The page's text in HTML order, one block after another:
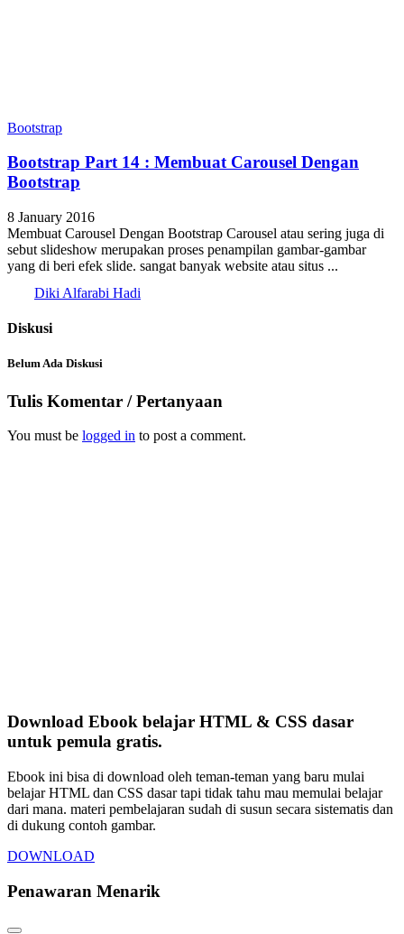
Bootstrap
Bootstrap Part 14 : Membuat Carousel Dengan
Bootstrap
8 January 2016
Membuat Carousel Dengan Bootstrap Carousel atau sering juga di
sebut slideshow merupakan proses penampilan gambar-gambar
yang di beri efek slide. sangat banyak website atau situs ...
Diki Alfarabi Hadi
Diskusi
Belum Ada Diskusi
Tulis Komentar / Pertanyaan
You must be logged in to post a comment.
Download Ebook belajar HTML & CSS dasar
untuk pemula gratis.
Ebook ini bisa di download oleh teman-teman yang baru mulai
belajar HTML dan CSS dasar tapi tidak tahu mau memulai belajar
dari mana. materi pembelajaran sudah di susun secara sistematis dan
di dukung contoh gambar.
DOWNLOAD
Penawaran Menarik